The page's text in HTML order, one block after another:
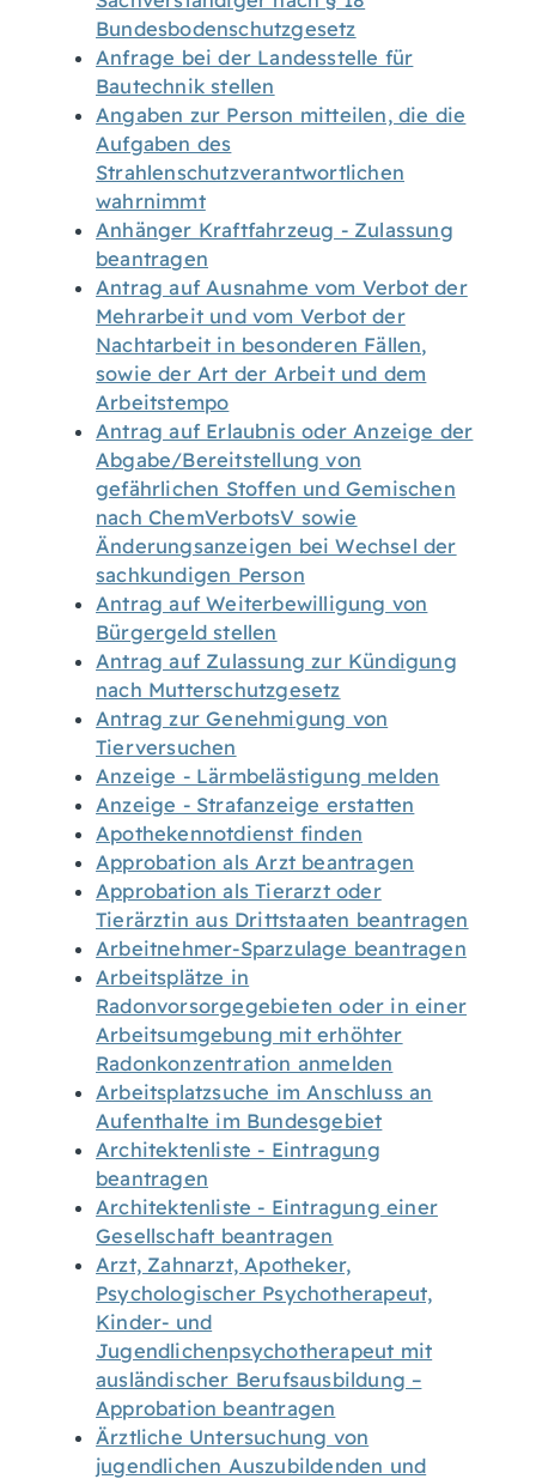
Bundesbodenschutzgesetz
Anfrage bei der Landesstelle für
Bautechnik stellen
Angaben zur Person mitteilen, die die
Aufgaben des
Strahlenschutzverantwortlichen
wahrnimmt
Anhänger Kraftfahrzeug - Zulassung
beantragen
Antrag auf Ausnahme vom Verbot der
Mehrarbeit und vom Verbot der
Nachtarbeit in besonderen Fällen,
sowie der Art der Arbeit und dem
Arbeitstempo
Antrag auf Erlaubnis oder Anzeige der
Abgabe/Bereitstellung von
gefährlichen Stoffen und Gemischen
nach ChemVerbotsV sowie
Änderungsanzeigen bei Wechsel der
sachkundigen Person
Antrag auf Weiterbewilligung von
Bürgergeld stellen
Antrag auf Zulassung zur Kündigung
nach Mutterschutzgesetz
Antrag zur Genehmigung von
Tierversuchen
Anzeige - Lärmbelästigung melden
Anzeige - Strafanzeige erstatten
Apothekennotdienst finden
Approbation als Arzt beantragen
Approbation als Tierarzt oder
Tierärztin aus Drittstaaten beantragen
Arbeitnehmer-Sparzulage beantragen
Arbeitsplätze in
Radonvorsorgegebieten oder in einer
Arbeitsumgebung mit erhöhter
Radonkonzentration anmelden
Arbeitsplatzsuche im Anschluss an
Aufenthalte im Bundesgebiet
Architektenliste - Eintragung
beantragen
Architektenliste - Eintragung einer
Gesellschaft beantragen
Arzt, Zahnarzt, Apotheker,
Psychologischer Psychotherapeut,
Kinder- und
Jugendlichenpsychotherapeut mit
ausländischer Berufsausbildung –
Approbation beantragen
Ärztliche Untersuchung von
jugendlichen Auszubildenden und